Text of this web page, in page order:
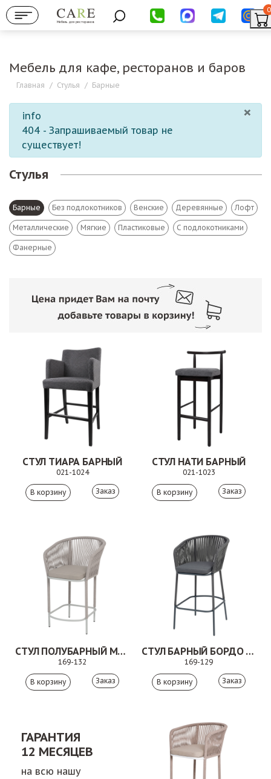
Мебель для ресторанов
0
Мебель для кафе, ресторанов и баров
Главная / Стулья / Барные
×
info
404 - Запрашиваемый товар не
существует!
Стулья
Барные Без подлокотников Венские Деревянные Лофт
Металлические Мягкие Пластиковые С подлокотниками
Фанерные
СТУЛ ТИАРА БАРНЫЙ
021-1024
Заказ
СТУЛ НАТИ БАРНЫЙ
021-1023
Заказ
СТУЛ ПОЛУБАРНЫЙ МАРСЕЛЬ БЕЖЕВЫЙ
169-132
Заказ
СТУЛ БАРНЫЙ БОРДО СЕРЫЙ/ТЕМНО-СЕРЫЙ
169-129
Заказ
ГАРАНТИЯ
12 МЕСЯЦЕВ
на всю нашу